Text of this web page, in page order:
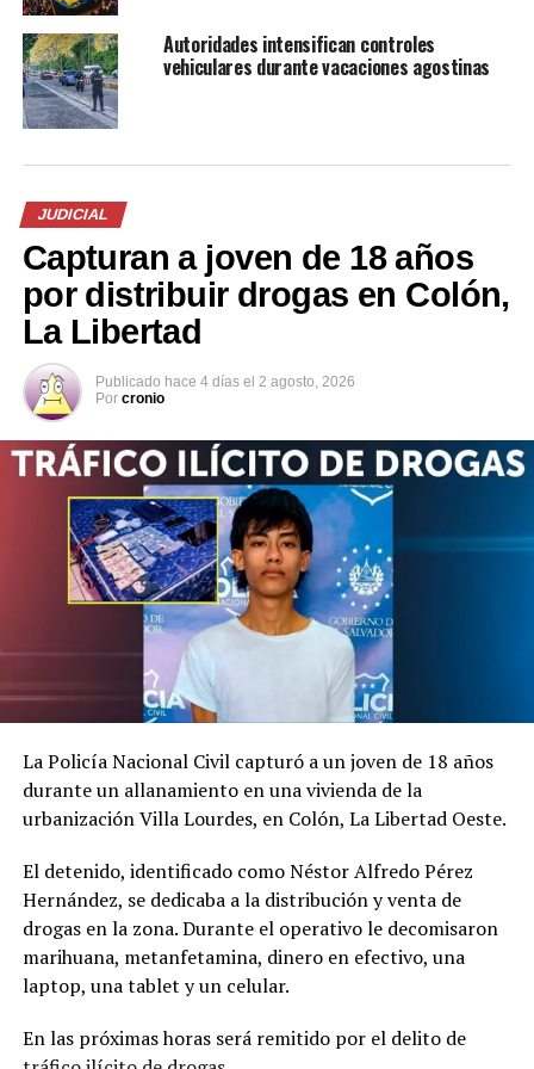
por la parte acusadora para completar su acusación.
Comparte esto:
Facebook X
Me gusta esto:
Relacionado
Tribunal intimará a alcalde
Nayib Bukele acusado del
3 abril, 2018
Tribunal admite demanda
acusado de calumnia
Autoridades intensifican controles
vehiculares durante vacaciones agostinas
JUDICIAL
Capturan a joven de 18 años
por distribuir drogas en Colón,
La Libertad
Publicado hace 4 días el 2 agosto, 2026
Por cronio
La Policía Nacional Civil capturó a un joven de 18 años
durante un allanamiento en una vivienda de la
urbanización Villa Lourdes, en Colón, La Libertad Oeste.
El detenido, identificado como Néstor Alfredo Pérez
Hernández, se dedicaba a la distribución y venta de
drogas en la zona. Durante el operativo le decomisaron
marihuana, metanfetamina, dinero en efectivo, una
laptop, una tablet y un celular.
En las próximas horas será remitido por el delito de